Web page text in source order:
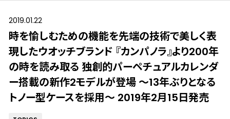
2019.01.22
時を愉しむための機能を先端の技術で美しく表
現したウオッチブランド 『カンパノラ』より200年
の時を読み取る 独創的パーペチュアルカレンダ
ー搭載の新作2モデルが登場 ～13年ぶりとなる
トノー型ケースを採用～ 2019年2月15日発売